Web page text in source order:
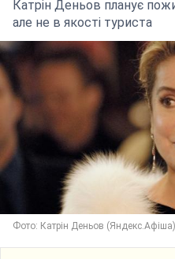
Катрін Деньов планує
але не в якості туриста
Фото: Катрін Деньов (Яндекс.Афіша)